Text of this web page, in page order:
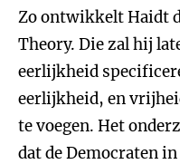
Zo ontwikkelt Haidt
Theory. Die zal hij
eerlijkheid
eerlijkheid, en
te voegen. Het
dat de Democraten